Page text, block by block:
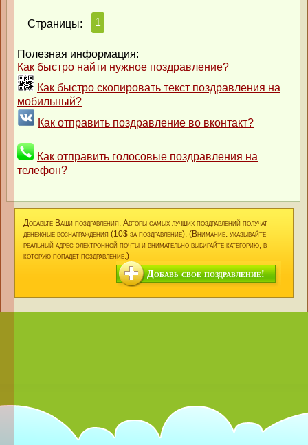
Страницы: 1
Полезная информация:
Как быстро найти нужное поздравление?
Как быстро скопировать текст поздравления на
мобильный?
Как отправить поздравление во вконтакт?
Как отправить голосовые поздравления на
телефон?
Добавьте Ваши поздравления. Авторы самых лучших поздравлений получат
денежные вознаграждения (10$ за поздравление). (Внимание: указывайте
реальный адрес электронной почты и внимательно выбирайте категорию, в
которую попадет поздравление.)
Добавь свое поздравление!